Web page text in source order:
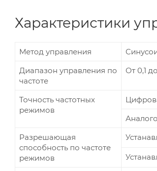
Характеристики
Метод управления
Диапазон управления по
частоте
От 0,1
Точность частотных
режимов
Разрешающая
способность по частоте
режимов